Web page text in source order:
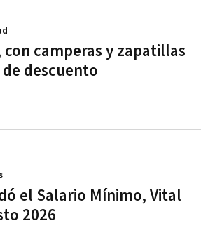
camperas y zapatillas
descuento
el Salario Mínimo, Vital
2026